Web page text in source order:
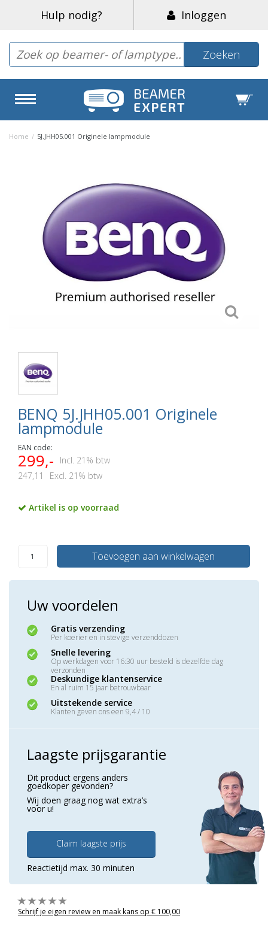
Hulp nodig? Inloggen
Zoeken
Home / 5J.JHH05.001 Originele lampmodule
BENQ 5J.JHH05.001 Originele
lampmodule
EAN code:
299,-
Incl. 21% btw
247,11
Excl. 21% btw
Artikel is op voorraad
Toevoegen aan winkelwagen
Uw voordelen
Gratis verzending
Per koerier en in stevige verzenddozen
Snelle levering
Op werkdagen voor 16:30 uur besteld is dezelfde dag
verzonden
Deskundige klantenservice
En al ruim 15 jaar betrouwbaar
Uitstekende service
Klanten geven ons een 9,4 / 10
Laagste prijsgarantie
Dit product ergens anders
goedkoper gevonden?
Wij doen graag nog wat extra’s
voor u!
Claim laagste prijs
Reactietijd max. 30 minuten
Schrijf je eigen review en maak kans op € 100,00